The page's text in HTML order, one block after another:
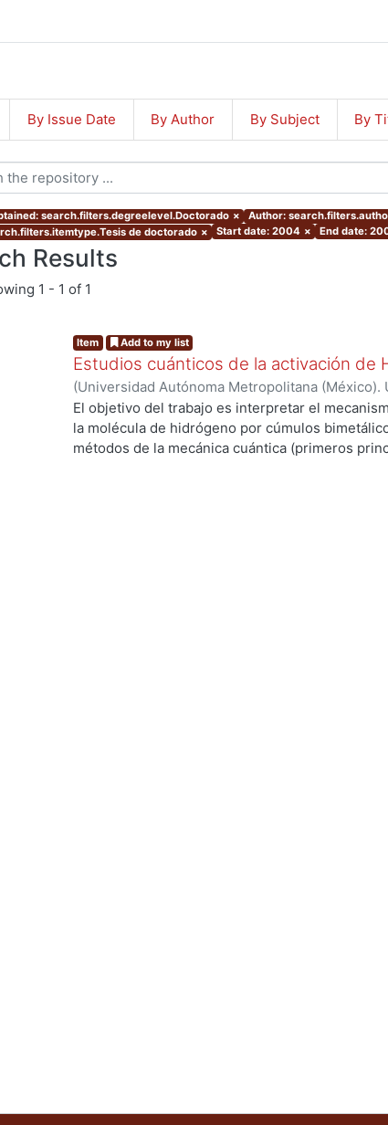
By Issue Date By Author By Subject By
search.filters.degreelevel.Doctorado × Author:
de doctorado × Start date: 2004 × End date:
Results
1 - 1 of 1
Item Add to my list
Estudios cuánticos de la activación de
(Universidad Autónoma Metropolitana (México).
de Servicios de Información.,2004-03 )
El objetivo del trabajo es interpretar el
la molécula de hidrógeno por cúmulos
métodos de la mecánica cuántica (primeros